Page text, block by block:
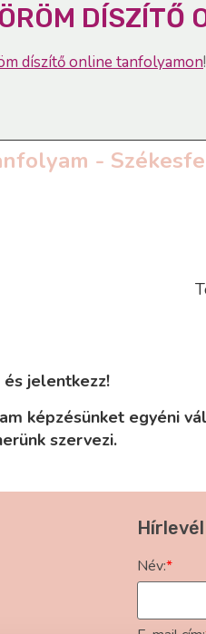
DÍSZÍTŐ
díszítő online tanfolyamon
-
jelentkezz!
képzésünket egyéni
szervezi.
Név:*